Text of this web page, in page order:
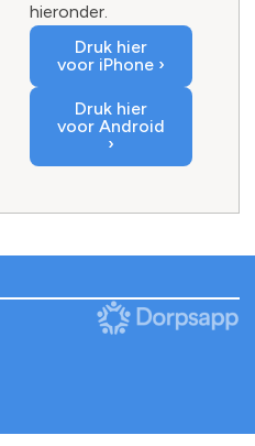
hieronder.
Druk hier
voor iPhone ›
Druk hier
voor Android
›